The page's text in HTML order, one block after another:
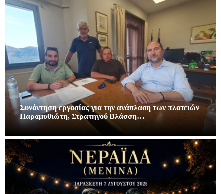
Συνάντηση εργασίας για την ανάπλαση των πλατειών
Παραμυθιώτη, Στρατηγού Βλάσση…